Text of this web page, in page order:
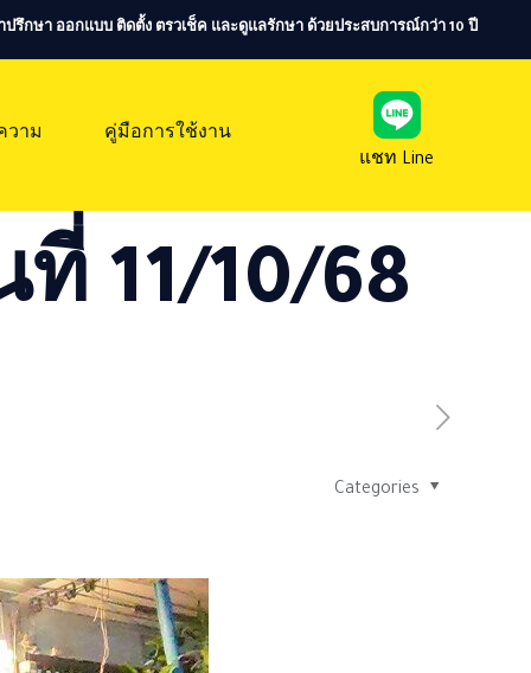
ปรึกษา ออกแบบ ติดตั้ง ตรวเช็ค และดูแลรักษา ด้วยประสบการณ์กว่า 10 ปี
วาม
คู่มือการใช้งาน
แชท Line
11/10/68
Categories